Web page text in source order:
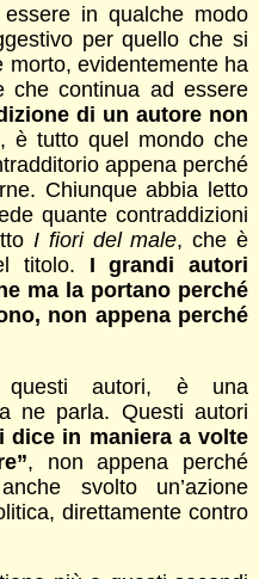
in qualche modo
per quello che si
morto, evidentemente ha
che continua ad essere
di un autore non
, è tutto quel mondo che
appena perché
Chiunque abbia letto
quante contraddizioni
I fiori del male, che è
titolo. I grandi autori
ma la portano perché
non appena perché
autori, è una
ne parla. Questi autori
dice in maniera a volte
, non appena perché
svolto un’azione
direttamente contro